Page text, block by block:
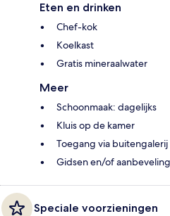
Eten en drinken
Chef-kok
Koelkast
Gratis mineraalwater
Meer
Schoonmaak: dagelijks
Kluis op de kamer
Toegang via buitengalerij
Gidsen en/of
Speciale voorzieningen